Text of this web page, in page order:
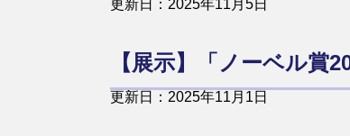
更新日：2025年11月5日
【展示】「ノーベル賞
更新日：2025年11月1日